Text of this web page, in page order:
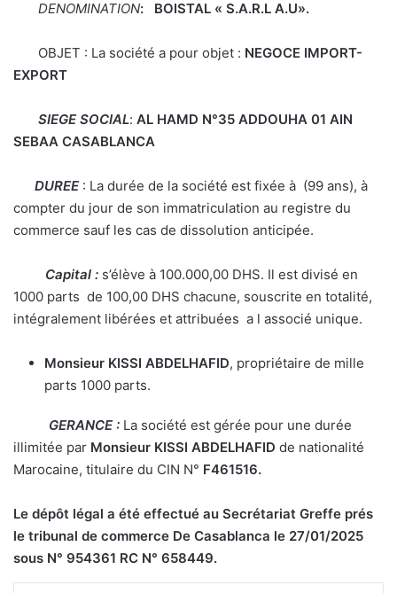
DENOMINATION: BOISTAL « S.A.R.L A.U».
OBJET : La société a pour objet : NEGOCE IMPORT-
EXPORT
SIEGE SOCIAL: AL HAMD N°35 ADDOUHA 01 AIN
SEBAA CASABLANCA
DUREE: La durée de la société est fixée à (99 ans), à
compter du jour de son immatriculation au registre du
commerce sauf les cas de dissolution anticipée.
Capital : s’élève à 100.000,00 DHS. Il est divisé en
1000 parts de 100,00 DHS chacune, souscrite en totalité,
intégralement libérées et attribuées a l associé unique.
Monsieur KISSI ABDELHAFID, propriétaire de mille
parts 1000 parts.
GERANCE : La société est gérée pour une durée
illimitée par Monsieur KISSI ABDELHAFID de nationalité
Marocaine, titulaire du CIN N° F461516.
Le dépôt légal a été effectué au Secrétariat Greffe prés
le tribunal de commerce De Casablanca le 27/01/2025
sous N° 954361 RC N° 658449.